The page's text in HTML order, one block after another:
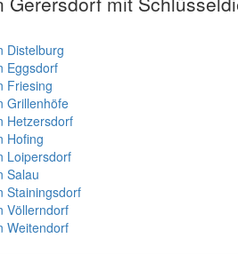
Distelburg
Eggsdorf
Friesing
Grillenhöfe
Hetzersdorf
Hofing
Loipersdorf
Salau
Stainingsdorf
Völlerndorf
Weitendorf